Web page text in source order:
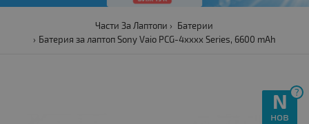
Части За Лаптопи
Батерии
Батерия за лаптоп Sony Vaio PCG-4xxxx Series, 6600 mAh
?
N
нов